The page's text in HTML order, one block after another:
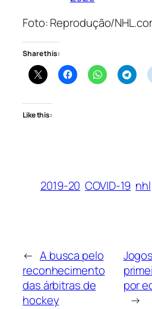
Foto: Reprodução/
Share this:
Like this:
2019-20 COVID-19 nhl
← A busca pelo
reconhecimento
das árbitras de
hockey
por
→